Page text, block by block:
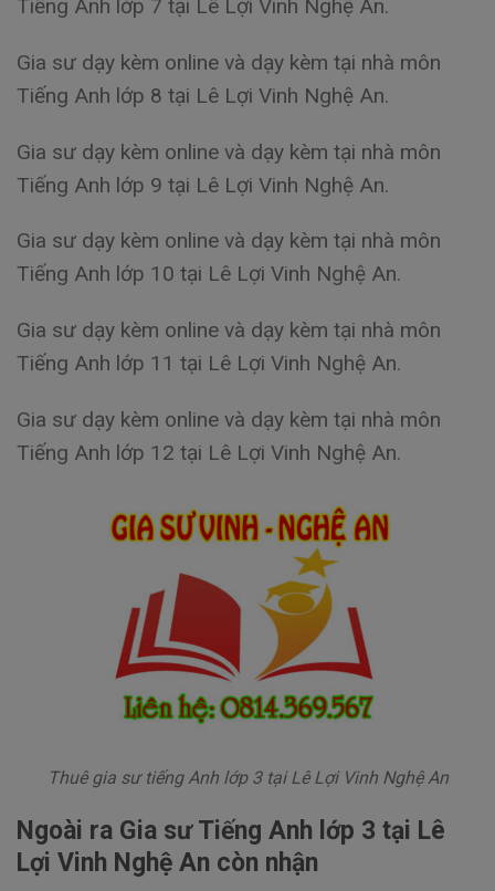
Tiếng Anh lớp 7 tại Lê Lợi Vinh Nghệ An.
Gia sư dạy kèm online và dạy kèm tại nhà môn
Tiếng Anh lớp 8 tại Lê Lợi Vinh Nghệ An.
Gia sư dạy kèm online và dạy kèm tại nhà môn
Tiếng Anh lớp 9 tại Lê Lợi Vinh Nghệ An.
Gia sư dạy kèm online và dạy kèm tại nhà môn
Tiếng Anh lớp 10 tại Lê Lợi Vinh Nghệ An.
Gia sư dạy kèm online và dạy kèm tại nhà môn
Tiếng Anh lớp 11 tại Lê Lợi Vinh Nghệ An.
Gia sư dạy kèm online và dạy kèm tại nhà môn
Tiếng Anh lớp 12 tại Lê Lợi Vinh Nghệ An.
Thuê gia sư tiếng Anh lớp 3 tại Lê Lợi Vinh Nghệ An
Ngoài ra Gia sư Tiếng Anh lớp 3 tại Lê
Lợi Vinh Nghệ An còn nhận